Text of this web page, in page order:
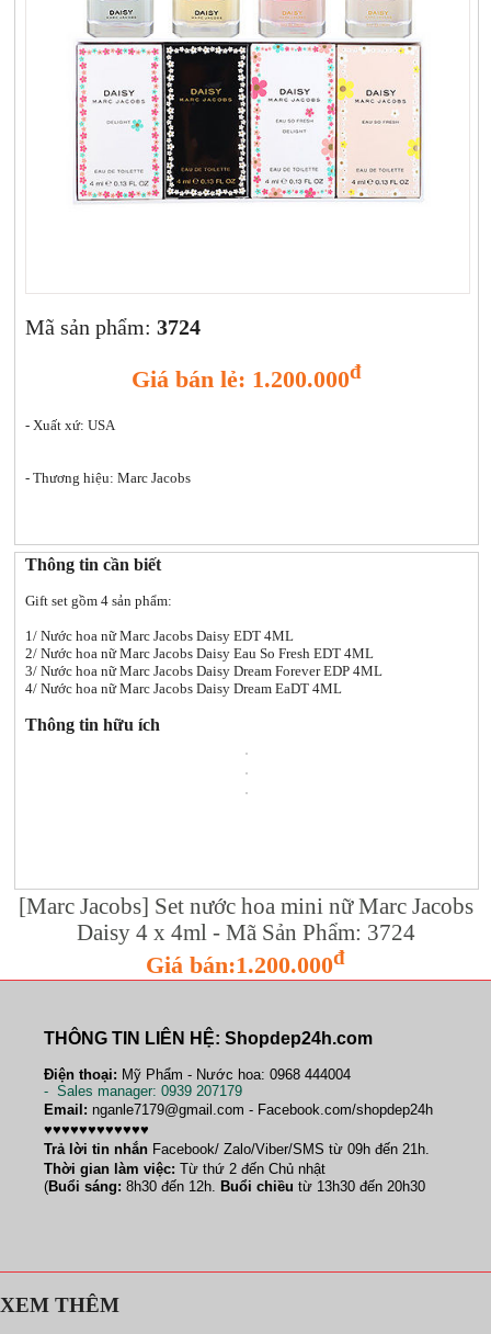
Xịt khoáng
Sữa rửa mặt | Tẩy trang | Lột mụn
Nước hoa hồng | Toner
Sản phẩm trang điểm khác
Kit | Samples các loại
Giảm cân | Tăng cân
Sp chăm sóc da khác
Mã sản phẩm:3724
Giá bán lẻ: 1.200.000đ
- Xuất xứ: USA
- Thương hiệu: Marc Jacobs
Thông tin cần biết
Gift set gồm 4 sản phẩm:
1/ Nước hoa nữ Marc Jacobs Daisy EDT 4ML
2/ Nước hoa nữ Marc Jacobs Daisy Eau So Fresh EDT 4ML
3/ Nước hoa nữ Marc Jacobs Daisy Dream Forever EDP 4ML
4/ Nước hoa nữ Marc Jacobs Daisy Dream EaDT 4ML
Thông tin hữu ích
[Marc Jacobs] Set nước hoa mini nữ Marc Jacobs
Daisy 4 x 4ml - Mã Sản Phẩm: 3724
Giá bán:1.200.000đ
THÔNG TIN LIÊN HỆ: Shopdep24h.com
Điện thoại: Mỹ Phẩm - Nước hoa: 0968 444004
- Sales manager: 0939 207179
Email: nganle7179@gmail.com - Facebook.com/shopdep24h
♥♥♥♥♥♥♥♥♥♥♥♥
Trả lời tin nhắn Facebook/ Zalo/Viber/SMS từ 09h đến 21h.
Thời gian làm việc: Từ thứ 2 đến Chủ nhật
(Buổi sáng: 8h30 đến 12h. Buổi chiều từ 13h30 đến 20h30
XEM THÊM